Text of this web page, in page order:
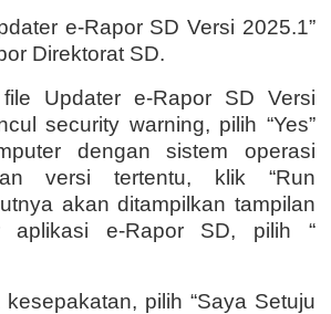
e-Rapor SD Versi 2025.1”
Direktorat SD.
Updater e-Rapor SD Versi
security warning, pilih “Yes”
dengan sistem operasi
versi tertentu, klik “Run
akan ditampilkan tampilan
aplikasi e-Rapor SD, pilih “
pilih “Saya Setuju